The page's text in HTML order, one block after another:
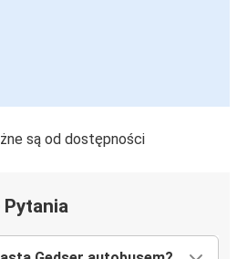
są od dostępności
Pytania